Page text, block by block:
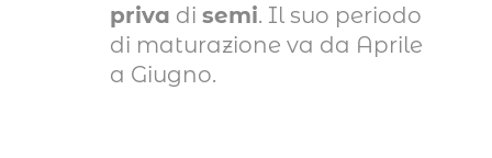
priva di semi. Il suo periodo
di maturazione va da Aprile
a Giugno.